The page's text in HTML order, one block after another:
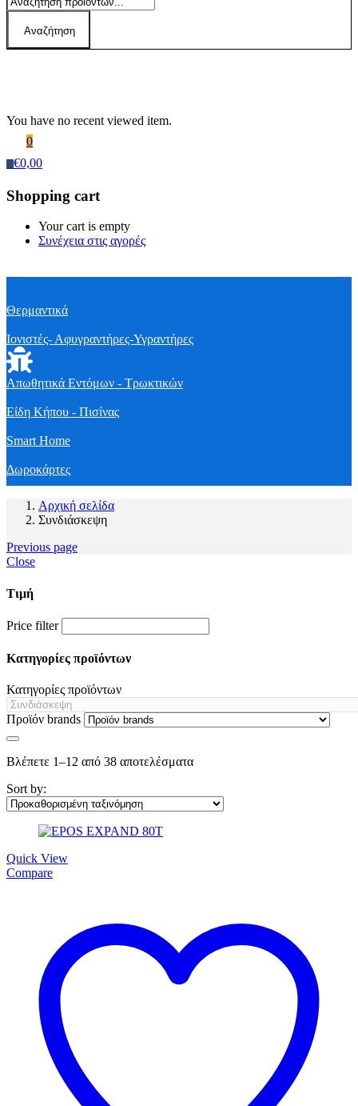
Αναζήτηση
You have no recent viewed item.
0
€0,00
Shopping cart
Your cart is empty
Συνέχεια στις αγορές
Θερμαντικά
Ιονιστές- Αφυγραντήρες-Υγραντήρες
Απωθητικά Εντόμων - Τρωκτικών
Είδη Κήπου - Πισίνας
Smart Home
Δωροκάρτες
Αρχική σελίδα
Συνδιάσκεψη
Previous page
Close
Τιμή
Price filter
Κατηγορίες προϊόντων
Κατηγορίες προϊόντων
Προϊόν brands
Βλέπετε 1–12 από 38 αποτελέσματα
Sort by:
Quick View
Compare